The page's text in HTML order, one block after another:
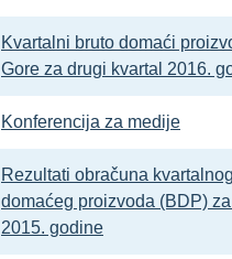
Kvartalni bruto domaći
Gore za drugi kvartal 2016.
Konferencija za medije
Rezultati obračuna
domaćeg proizvoda (BDP) za
2015. godine